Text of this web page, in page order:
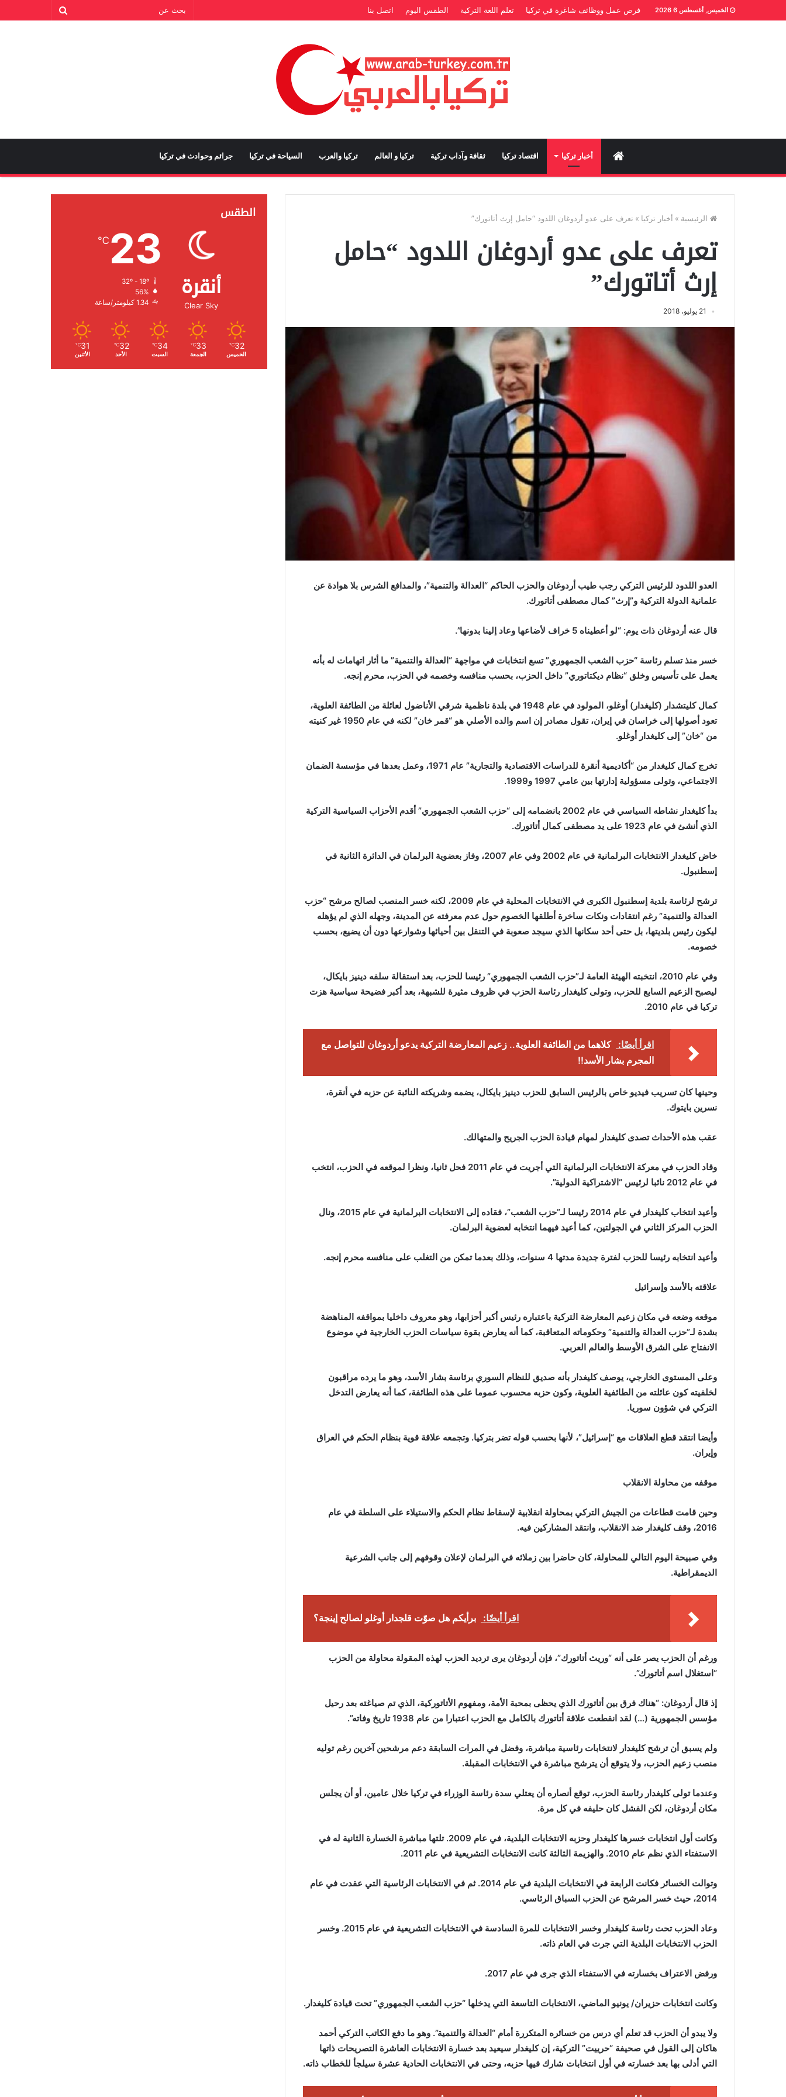
الخميس, أغسطس 6 2026 فرص عمل ووظائف شاغرة في تركيا تعلم اللغة التركية الطقس اليوم اتصل بنا
Home أخبار تركيا اقتصاد تركيا ثقافة وآداب تركية تركيا و العالم تركيا والعرب السياحة في تركيا جرائم وحوادث في تركيا
الرئيسية » أخبار تركيا » تعرف على عدو أردوغان اللدود “حامل إرث أتاتورك”
تعرف على عدو أردوغان اللدود “حامل
إرث أتاتورك”
21 يوليو، 2018
العدو اللدود للرئيس التركي رجب طيب أردوغان والحزب الحاكم “العدالة والتنمية”، والمدافع الشرس بلا هوادة عن
علمانية الدولة التركية و”إرث” كمال مصطفى أتاتورك.
قال عنه أردوغان ذات يوم: “لو أعطيناه 5 خراف لأضاعها وعاد إلينا بدونها”.
خسر منذ تسلم رئاسة “حزب الشعب الجمهوري” تسع انتخابات في مواجهة “العدالة والتنمية” ما أثار اتهامات له بأنه
يعمل على تأسيس وخلق “نظام ديكتاتوري” داخل الحزب، بحسب منافسه وخصمه في الحزب، محرم إنجه.
كمال كليتشدار (كليغدار) أوغلو، المولود في عام 1948 في بلدة ناظمية شرقي الأناضول لعائلة من الطائفة العلوية،
تعود أصولها إلى خراسان في إيران، تقول مصادر إن اسم والده الأصلي هو “قمر خان” لكنه في عام 1950 غير كنيته
من “خان” إلى كليغدار أوغلو.
تخرج كمال كليغدار من “أكاديمية أنقرة للدراسات الاقتصادية والتجارية” عام 1971، وعمل بعدها في مؤسسة الضمان
الاجتماعي، وتولى مسؤولية إدارتها بين عامي 1997 و1999.
بدأ كليغدار نشاطه السياسي في عام 2002 بانضمامه إلى “حزب الشعب الجمهوري” أقدم الأحزاب السياسية التركية
الذي أنشئ في عام 1923 على يد مصطفى كمال أتاتورك.
خاض كليغدار الانتخابات البرلمانية في عام 2002 وفي عام 2007، وفاز بعضوية البرلمان في الدائرة الثانية في
إسطنبول.
ترشح لرئاسة بلدية إسطنبول الكبرى في الانتخابات المحلية في عام 2009، لكنه خسر المنصب لصالح مرشح “حزب
العدالة والتنمية” رغم انتقادات ونكات ساخرة أطلقها الخصوم حول عدم معرفته عن المدينة، وجهله الذي لم يؤهله
ليكون رئيس بلديتها، بل حتى أحد سكانها الذي سيجد صعوبة في التنقل بين أحيائها وشوارعها دون أن يضيع، بحسب
خصومه.
وفي عام 2010، انتخبته الهيئة العامة لـ”حزب الشعب الجمهوري” رئيسا للحزب، بعد استقالة سلفه دينيز بايكال،
ليصبح الزعيم السابع للحزب، وتولى كليغدار رئاسة الحزب في ظروف مثيرة للشبهة، بعد أكبر فضيحة سياسية هزت
تركيا في عام 2010.
اقرأ أيضًا:
كلاهما من الطائفة العلوية.. زعيم المعارضة التركية يدعو أردوغان للتواصل مع
المجرم بشار الأسد!!
وحينها كان تسريب فيديو خاص بالرئيس السابق للحزب دينيز بايكال، يضمه وشريكته النائبة عن حزبه في أنقرة،
نسرين بايتوك.
عقب هذه الأحداث تصدى كليغدار لمهام قيادة الحزب الجريح والمتهالك.
وقاد الحزب في معركة الانتخابات البرلمانية التي أجريت في عام 2011 فحل ثانيا، ونظرا لموقعه في الحزب، انتخب
في عام 2012 نائبا لرئيس “الاشتراكية الدولية”.
وأعيد انتخاب كليغدار في عام 2014 رئيسا لـ”حزب الشعب”، فقاده إلى الانتخابات البرلمانية في عام 2015، ونال
الحزب المركز الثاني في الجولتين، كما أعيد فيهما انتخابه لعضوية البرلمان.
وأعيد انتخابه رئيسا للحزب لفترة جديدة مدتها 4 سنوات، وذلك بعدما تمكن من التغلب على منافسه محرم إنجه.
علاقته بالأسد وإسرائيل
موقعه وضعه في مكان زعيم المعارضة التركية باعتباره رئيس أكبر أحزابها، وهو معروف داخليا بمواقفه المناهضة
بشدة لـ”حزب العدالة والتنمية” وحكوماته المتعاقبة، كما أنه يعارض بقوة سياسات الحزب الخارجية في موضوع
الانفتاح على الشرق الأوسط والعالم العربي.
وعلى المستوى الخارجي، يوصف كليغدار بأنه صديق للنظام السوري برئاسة بشار الأسد، وهو ما يرده مراقبون
لخلفيته كون عائلته من الطائفية العلوية، وكون حزبه محسوب عموما على هذه الطائفة، كما أنه يعارض التدخل
التركي في شؤون سوريا.
وأيضا انتقد قطع العلاقات مع “إسرائيل”، لأنها بحسب قوله تضر بتركيا. وتجمعه علاقة قوية بنظام الحكم في العراق
وإيران.
موقفه من محاولة الانقلاب
وحين قامت قطاعات من الجيش التركي بمحاولة انقلابية لإسقاط نظام الحكم والاستيلاء على السلطة في عام
2016، وقف كليغدار ضد الانقلاب، وانتقد المشاركين فيه.
وفي صبيحة اليوم التالي للمحاولة، كان حاضرا بين زملائه في البرلمان لإعلان وقوفهم إلى جانب الشرعية
الديمقراطية.
اقرأ أيضًا: برأيكم هل صوّت قلجدار أوغلو لصالح إينجة؟
ورغم أن الحزب يصر على أنه “وريث أتاتورك”، فإن أردوغان يرى ترديد الحزب لهذه المقولة محاولة من الحزب
“استغلال اسم أتاتورك”.
إذ قال أردوغان: “هناك فرق بين أتاتورك الذي يحظى بمحبة الأمة، ومفهوم الأتاتوركية، الذي تم صياغته بعد رحيل
مؤسس الجمهورية (…) لقد انقطعت علاقة أتاتورك بالكامل مع الحزب اعتبارا من عام 1938 تاريخ وفاته”.
ولم يسبق أن ترشح كليغدار لانتخابات رئاسية مباشرة، وفضل في المرات السابقة دعم مرشحين آخرين رغم توليه
منصب زعيم الحزب، ولا يتوقع أن يترشح مباشرة في الانتخابات المقبلة.
وعندما تولى كليغدار رئاسة الحزب، توقع أنصاره أن يعتلي سدة رئاسة الوزراء في تركيا خلال عامين، أو أن يجلس
مكان أردوغان، لكن الفشل كان حليفه في كل مرة.
وكانت أول انتخابات خسرها كليغدار وحزبه الانتخابات البلدية، في عام 2009. تلتها مباشرة الخسارة الثانية له في
الاستفتاء الذي نظم عام 2010. والهزيمة الثالثة كانت الانتخابات التشريعية في عام 2011.
وتوالت الخسائر فكانت الرابعة في الانتخابات البلدية في عام 2014. ثم في الانتخابات الرئاسية التي عقدت في عام
2014، حيث خسر المرشح عن الحزب السباق الرئاسي.
وعاد الحزب تحت رئاسة كليغدار وخسر الانتخابات للمرة السادسة في الانتخابات التشريعية في عام 2015. وخسر
الحزب الانتخابات البلدية التي جرت في العام ذاته.
ورفض الاعتراف بخسارته في الاستفتاء الذي جرى في عام 2017.
وكانت انتخابات حزيران/ يونيو الماضي، الانتخابات التاسعة التي يدخلها “حزب الشعب الجمهوري” تحت قيادة كليغدار.
ولا يبدو أن الحزب قد تعلم أي درس من خسائره المتكررة أمام “العدالة والتنمية”. وهو ما دفع الكاتب التركي أحمد
هاكان إلى القول في صحيفة “حرييت” التركية، إن كليغدار سيعيد بعد خسارة الانتخابات العاشرة التصريحات ذاتها
التي أدلى بها بعد خسارته في أول انتخابات شارك فيها حزبه، وحتى في الانتخابات الحادية عشرة سيلجأ للخطاب ذاته.
الطقس
أنقرة
Clear Sky
23
℃
32º - 18º
الرطوبة:
الرياح:
32
℃
الخميس
33
℃
الجمعة
34
℃
السبت
32
℃
الأحد
31
℃
الأثنين